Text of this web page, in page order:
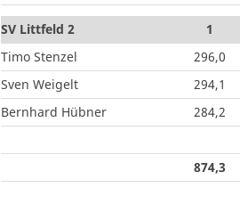
SV Littfeld 2 1
Timo Stenzel
296,0
Sven Weigelt
294,1
Bernhard Hübner
284,2
874,3